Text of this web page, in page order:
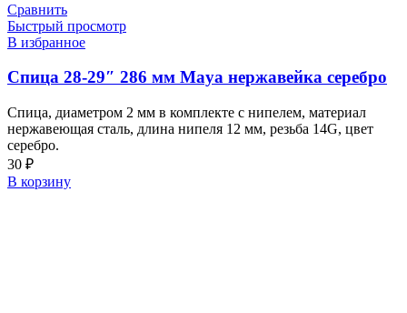
Сравнить
Быстрый просмотр
В избранное
Спица 28-29″ 286 мм Maya нержавейка серебро
Спица, диаметром 2 мм в комплекте с нипелем, материал
нержавеющая сталь, длина нипеля 12 мм, резьба 14G, цвет
серебро.
30 ₽
В корзину